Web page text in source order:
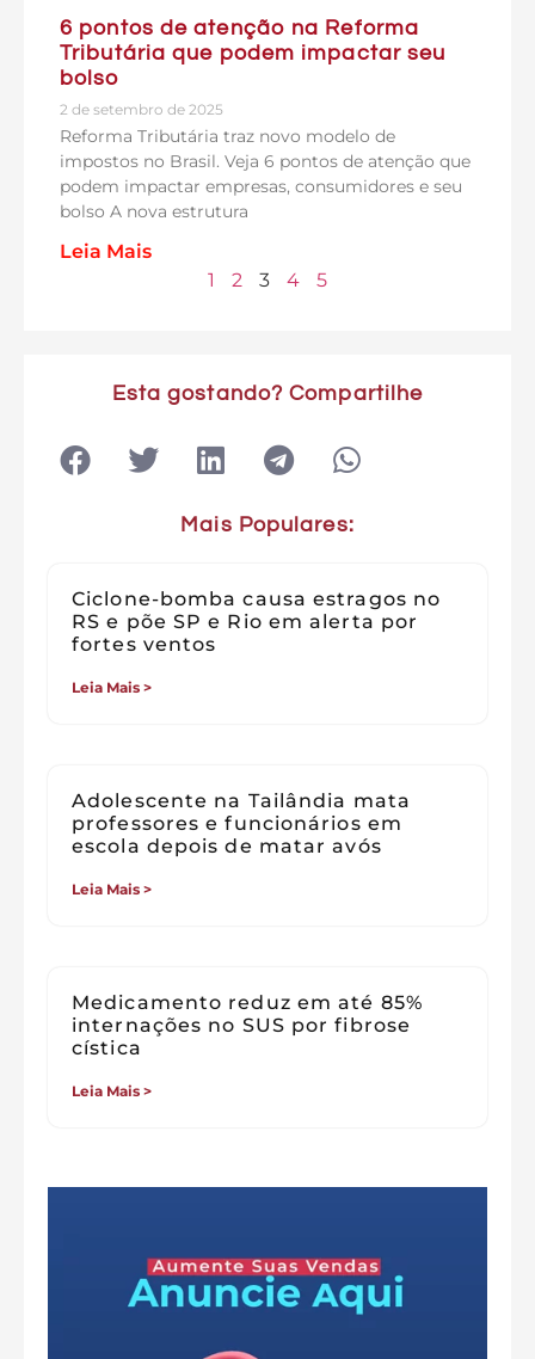
6 pontos de atenção na Reforma
Tributária que podem impactar seu
bolso
2 de setembro de 2025
Reforma Tributária traz novo modelo de
impostos no Brasil. Veja 6 pontos de atenção que
podem impactar empresas, consumidores e seu
bolso A nova estrutura
Leia Mais
1
2 3 4 5
Esta gostando? Compartilhe
Mais Populares:
Ciclone-bomba causa estragos no
RS e põe SP e Rio em alerta por
fortes ventos
Leia Mais >
Adolescente na Tailândia mata
professores e funcionários em
escola depois de matar avós
Leia Mais >
Medicamento reduz em até 85%
internações no SUS por fibrose
cística
Leia Mais >